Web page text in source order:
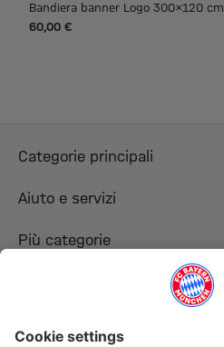
Bandiera banner Logo 300x120 cm
60,00 €
Categorie principali
Aiuto e servizi
Più categorie